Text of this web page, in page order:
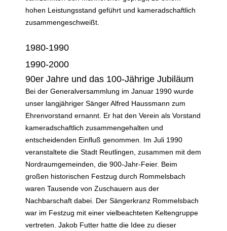
hohen Leistungsstand geführt und kameradschaftlich
zusammengeschweißt.
1980-1990
1990-2000
90er Jahre und das 100-Jährige Jubiläum
Bei der Generalversammlung im Januar 1990 wurde
unser langjähriger Sänger Alfred Haussmann zum
Ehrenvorstand ernannt. Er hat den Verein als Vorstand
kameradschaftlich zusammengehalten und
entscheidenden Einfluß genommen. Im Juli 1990
veranstaltete die Stadt Reutlingen, zusammen mit dem
Nordraumgemeinden, die 900-Jahr-Feier. Beim
großen historischen Festzug durch Rommelsbach
waren Tausende von Zuschauern aus der
Nachbarschaft dabei. Der Sängerkranz Rommelsbach
war im Festzug mit einer vielbeachteten Keltengruppe
vertreten. Jakob Futter hatte die Idee zu dieser